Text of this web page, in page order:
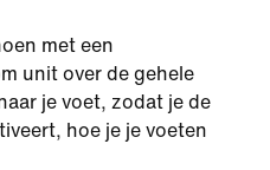
met een
unit over de gehele
je voet, zodat je de
hoe je je voeten